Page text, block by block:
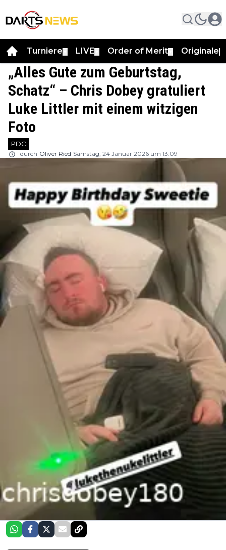
Turniere LIVE Order of Merit Originale
„Alles Gute zum Geburtstag,
Schatz“ – Chris Dobey gratuliert
Luke Littler mit einem witzigen
Foto
PDC
durch Oliver Ried Samstag, 24 Januar 2026 um 13:09